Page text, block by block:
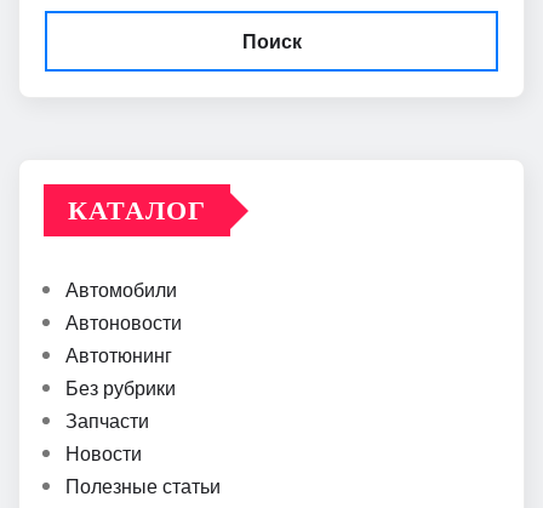
Поиск
КАТАЛОГ
Автомобили
Автоновости
Автотюнинг
Без рубрики
Запчасти
Новости
Полезные статьи